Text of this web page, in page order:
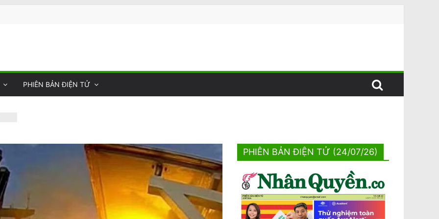
PHIÊN BẢN ĐIỆN TỬ
PHIÊN BẢN ĐIỆN TỬ (24/07/26)